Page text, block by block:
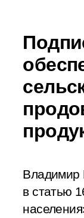
Владимир
в статью